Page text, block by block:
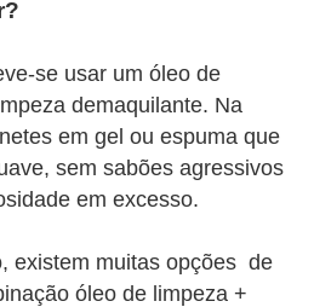
se usar um óleo de
demaquilante. Na
em gel ou espuma que
sem sabões agressivos
em excesso.
existem muitas opções de
óleo de limpeza +